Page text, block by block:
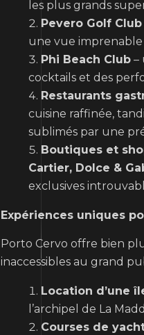
les plus grands
Pevero Golf Club
une vue imprenable
Phi Beach Club–
cocktails et des
Restaurants
cuisine raffinée,
sublimés par une
Boutiques et
Cartier, Dolce &
exclusives
Expériences uniques
Porto Cervo offre bien
inaccessibles au grand
Location d’une
l’archipel de La
Courses de